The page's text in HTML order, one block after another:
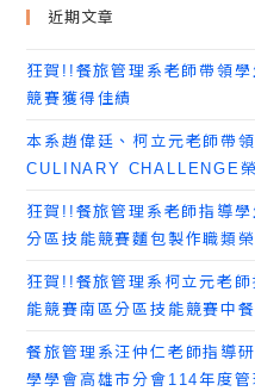
近期文章
狂賀!!餐旅管理系老師帶領
競賽獲得佳績
本系趙偉廷、柯立元老師帶
CULINARY CHALLENGE
狂賀!!餐旅管理系老師指導
分區技能競賽麵包製作職類
狂賀!!餐旅管理系柯立元老
能競賽南區分區技能競賽中
餐旅管理系汪仲仁老師指導
學學會高雄市分會114年度